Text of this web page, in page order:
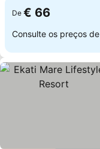
De € 66
Consulte os preços de